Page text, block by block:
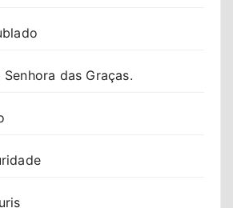
das Graças.